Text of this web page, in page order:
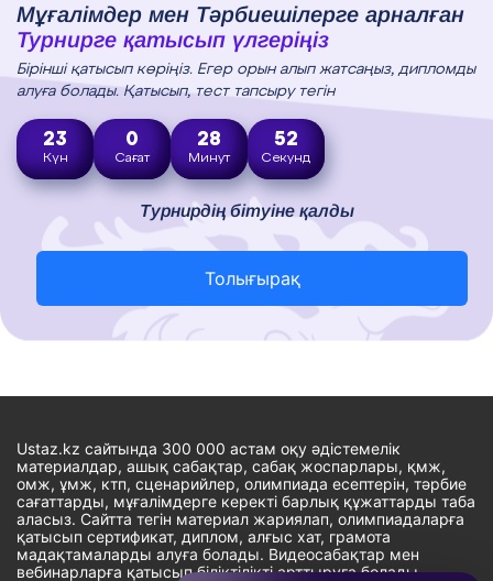
Мұғалімдер мен Тәрбиешілерге арналған
Турнирге қатысып үлгеріңіз
Бірінші қатысып көріңіз. Егер орын алып жатсаңыз, дипломды
алуға болады. Қатысып, тест тапсыру тегін
23
Күн
0
Сағат
28
Минут
51
Секунд
Турнирдің бітуіне қалды
Толығырақ
Ustaz.kz сайтында 300 000 астам оқу әдістемелік
материалдар, ашық сабақтар, сабақ жоспарлары, қмж,
омж, ұмж, ктп, сценарийлер, олимпиада есептерін, тәрбие
сағаттарды, мұғалімдерге керекті барлық құжаттарды таба
аласыз. Сайтта тегін материал жариялап, олимпиадаларға
қатысып сертификат, диплом, алғыс хат, грамота
мадақтамаларды алуға болады. Видеосабақтар мен
вебинарларға қатысып біліктілікті арттыруға болады.